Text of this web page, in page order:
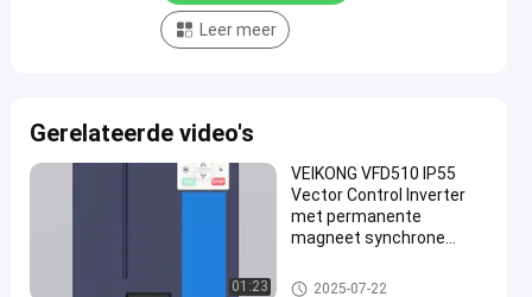
Leer meer
Gerelateerde video's
01:23
VEIKONG VFD510 IP55
Vector Control Inverter
met permanente
magneet synchrone
PMSM-Omschakelaar
2025-07-22